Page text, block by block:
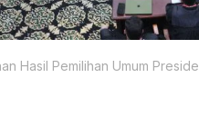
Hasil Pemilihan Umum